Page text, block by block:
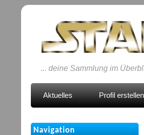
... deine Sammlung im
Aktuelles Profil erstellen
Navigation